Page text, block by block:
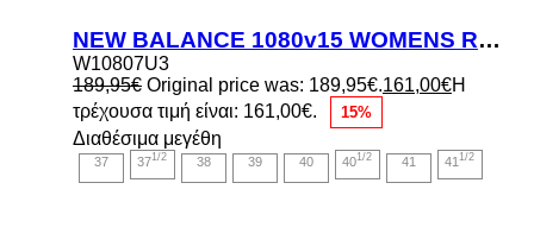
NEW BALANCE 1080v15 WOMENS RUNNING SHOES
W10807U3
189,95€ Original price was: 189,95€.161,00€Η
τρέχουσα τιμή είναι: 161,00€.
15%
Διαθέσιμα μεγέθη
37 371/2 38 39 40 401/2 41 411/2